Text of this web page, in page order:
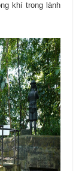
khí trong lành